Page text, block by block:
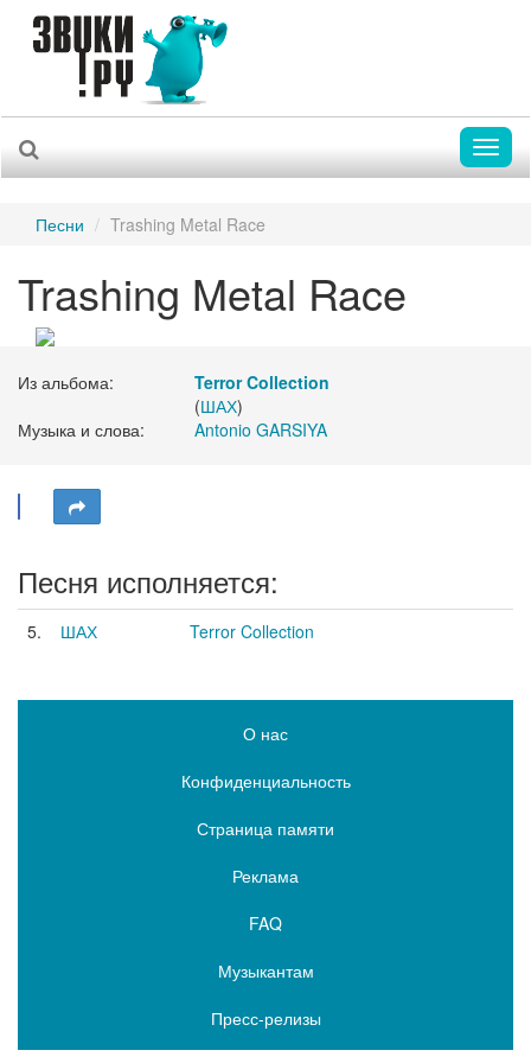
Песни Trashing Metal Race
Trashing Metal Race
Из альбома:
Terror Collection
(ШАХ)
Музыка и слова:
Antonio GARSIYA
Песня исполняется:
5. ШАХ Terror Collection
О нас
Конфиденциальность
Страница памяти
Реклама
FAQ
Музыкантам
Пресс-релизы